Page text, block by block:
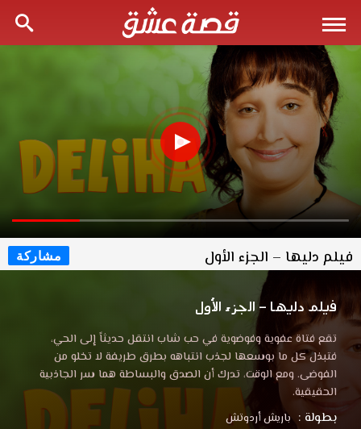
فيلم دليها – الجزء الأول مشاركة
فيلم دليها – الجزء الأول
تقع فتاة عفوية وفوضوية في حب شاب انتقل حديثاً إلى الحي،
فتبذل كل ما بوسعها لجذب انتباهه بطرق طريفة لا تخلو من
الفوضى. ومع الوقت، تدرك أن الصدق والبساطة هما سر الجاذبية
الحقيقية.
بطولة : باريش أردوتش